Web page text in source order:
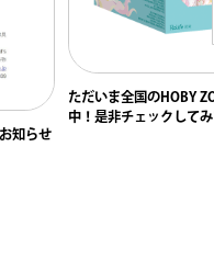
知らせ
ただいま全国のHOBY
中！是非チェックして